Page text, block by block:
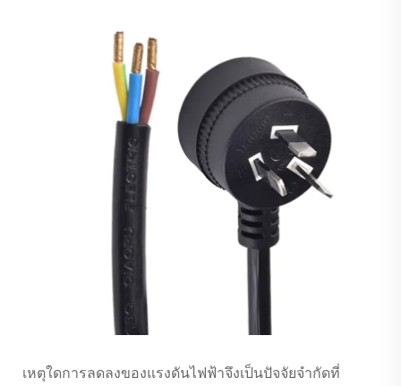
เหตุใดการลดลงของแรงดันไฟฟ้าจึงเป็นปัจจัยจำกัดที่